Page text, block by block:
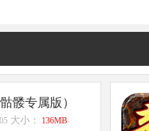
髅专属版）
大小： 136MB